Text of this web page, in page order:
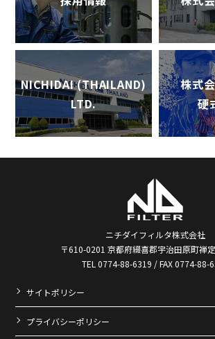
NICHIDAI (THAILAND)
LTD.
株式
硬
ニチダイフィルタ株式会社
〒610-0201 京都府綴喜郡宇治田原町禅
TEL 0774-88-6319 / FAX 0774-88-
サイトポリシー
プライバシーポリシー